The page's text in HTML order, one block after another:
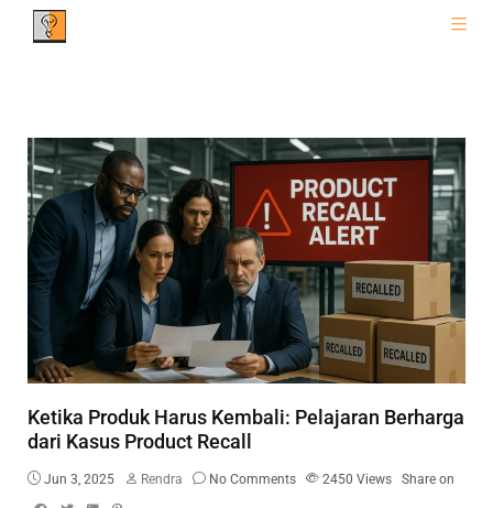
Ketika Produk Harus Kembali: Pelajaran Berharga
dari Kasus Product Recall
Jun 3, 2025 Rendra No Comments 2450 Views Share on